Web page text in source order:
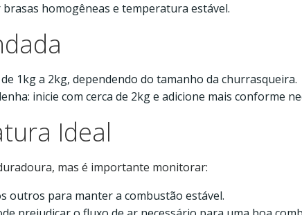
homogêneas e temperatura estável.
1kg a 2kg, dependendo do tamanho da churrasqueira.
inicie com cerca de 2kg e adicione mais conforme
Ideal
mas é importante monitorar:
outros para manter a combustão estável.